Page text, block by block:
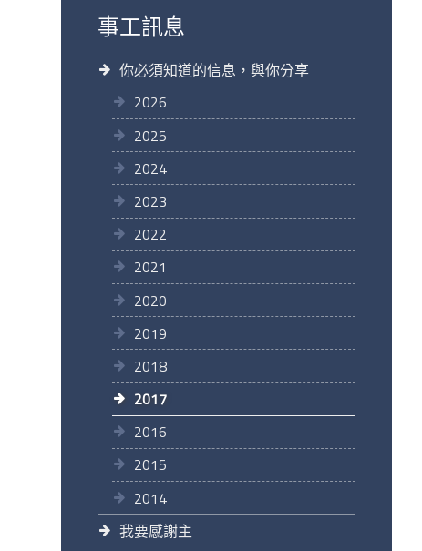
事工訊息
你必須知道的信息，與你分享
2026
2025
2024
2023
2022
2021
2020
2019
2018
2017
2016
2015
2014
我要感謝主